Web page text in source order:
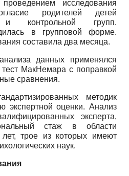
исследования
родителей детей
и контрольной групп.
в групповой форме.
составила два месяца.
данных применялся
тест МакНемара с поправкой
сравнения.
методик
экспертной оценки. Анализ
эксперта,
стаж в области
трое из которых имеют
наук.